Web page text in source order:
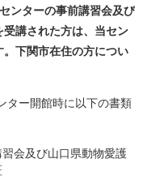
ンターの事前講習会及び
講された方は、当セン
下関市在住の方につい
ー開館時に以下の書類
会及び山口県動物愛護